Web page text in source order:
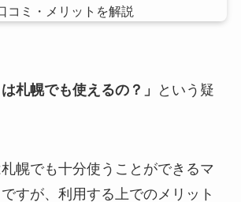
札幌でも使えるの？」
という疑
幌でも十分使うことができるマ
すが、利用する上でのメリット